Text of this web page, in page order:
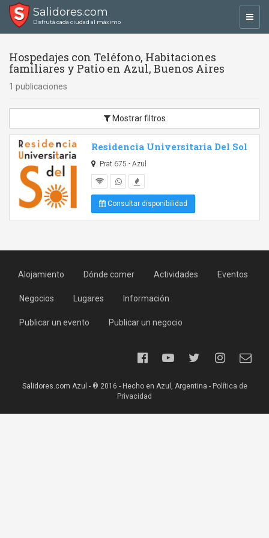
Salidores.com
Disfrutá cada ciudad al máximo
Hospedajes con Teléfono, Habitaciones
familiares y Patio en Azul, Buenos Aires
1 publicaciones
Mostrar filtros
Residencia Universitaria Del Sol
Prat 675 - Azul
Consultar disponibilidad
Alojamiento Dónde comer Actividades Eventos
Negocios Lugares Información
Publicar un evento Publicar un negocio
Salidores.com Azul - ® 2016 - Hecho en Azul, Argentina - Política de
Privacidad